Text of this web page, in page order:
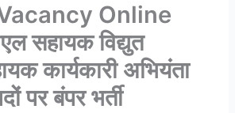
Online
सहायक विद्युत
कार्यकारी अभियंता
पर बंपर भर्ती